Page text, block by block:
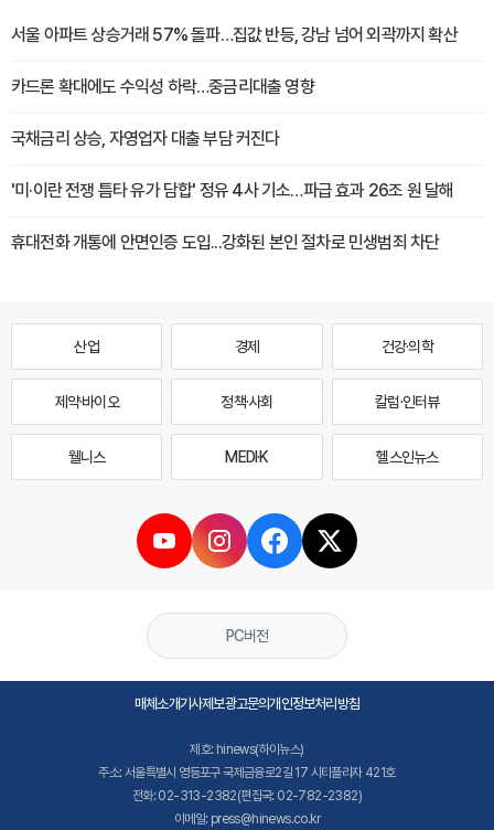
서울 아파트 상승거래 57% 돌파…집값 반등, 강남 넘어 외곽까지 확산
카드론 확대에도 수익성 하락…중금리대출 영향
국채금리 상승, 자영업자 대출 부담 커진다
'미·이란 전쟁 틈타 유가 담합' 정유 4사 기소…파급 효과 26조 원 달해
휴대전화 개통에 안면인증 도입...강화된 본인 절차로 민생범죄 차단
산업 경제 건강·의학
제약·바이오 정책·사회 칼럼·인터뷰
웰니스 MEDI·K 헬스인뉴스
PC버전
매체소개기사제보광고문의개인정보처리방침
제호: hinews(하이뉴스)
주소: 서울특별시 영등포구 국제금융로2길 17 시티플라자 421호
전화: 02-313-2382(편집국: 02-782-2382)
이메일: press@hinews.co.kr